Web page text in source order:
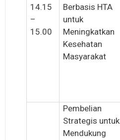
14.15
–
15.00
Berbasis HTA
untuk
Meningkatkan
Kesehatan
Masyarakat
Pembelian
Strategis untuk
Mendukung